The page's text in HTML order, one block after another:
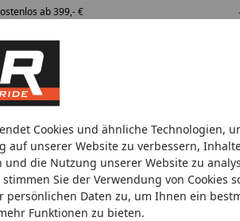
Cookies und ähnliche Technologien,
auf unserer Website zu verbessern,
und die Nutzung unserer Website zu
Sie der Verwendung von Cookies
persönlichen Daten zu, um Ihnen ein
Funktionen zu bieten.
ab 399,- €
Marken